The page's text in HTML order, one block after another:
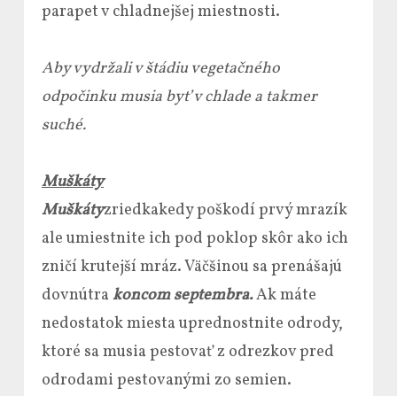
parapet v chladnejšej miestnosti.
Aby vydržali v štádiu vegetačného
odpočinku musia byť v chlade a takmer
suché.
Muškáty
Muškátyzriedkakedy poškodí prvý mrazík
ale umiestnite ich pod poklop skôr ako ich
zničí krutejší mráz. Väčšinou sa prenášajú
dovnútra koncom septembra.Ak máte
nedostatok miesta uprednostnite odrody,
ktoré sa musia pestovať z odrezkov pred
odrodami pestovanými zo semien.